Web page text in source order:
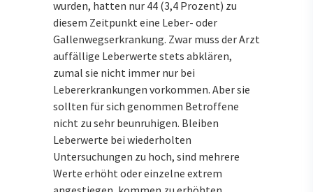
wurden, hatten nur 44 (3,4 Prozent) zu
diesem Zeitpunkt eine Leber- oder
Gallenwegserkrankung. Zwar muss der Arzt
auffällige Leberwerte stets abklären,
zumal sie nicht immer nur bei
Lebererkrankungen vorkommen. Aber sie
sollten für sich genommen Betroffene
nicht zu sehr beunruhigen. Bleiben
Leberwerte bei wiederholten
Untersuchungen zu hoch, sind mehrere
Werte erhöht oder einzelne extrem